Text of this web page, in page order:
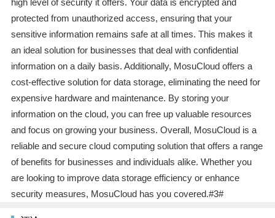
high level of security it offers. Your data is encrypted and
protected from unauthorized access, ensuring that your
sensitive information remains safe at all times. This makes it
an ideal solution for businesses that deal with confidential
information on a daily basis. Additionally, MosuCloud offers a
cost-effective solution for data storage, eliminating the need for
expensive hardware and maintenance. By storing your
information on the cloud, you can free up valuable resources
and focus on growing your business. Overall, MosuCloud is a
reliable and secure cloud computing solution that offers a range
of benefits for businesses and individuals alike. Whether you
are looking to improve data storage efficiency or enhance
security measures, MosuCloud has you covered.#3#